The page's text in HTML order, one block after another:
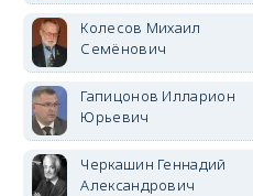
Колесов Михаил
Семёнович
Гапицонов Илларион
Юрьевич
Черкашин Геннадий
Александрович